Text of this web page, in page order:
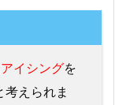
アイシングを
考えられま